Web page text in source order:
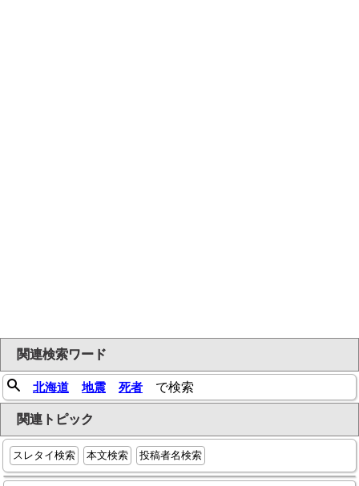
関連検索ワード
北海道 地震 死者 で検索
関連トピック
スレタイ検索 本文検索 投稿者名検索